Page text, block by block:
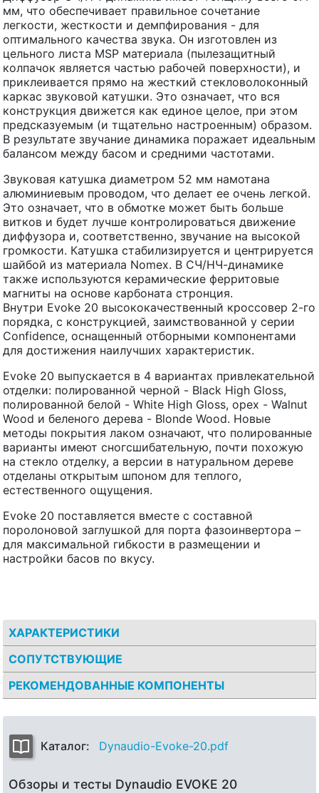
мм, что обеспечивает правильное сочетание
легкости, жесткости и демпфирования - для
оптимального качества звука. Он изготовлен из
цельного листа MSP материала (пылезащитный
колпачок является частью рабочей поверхности), и
приклеивается прямо на жесткий стекловолоконный
каркас звуковой катушки. Это означает, что вся
конструкция движется как единое целое, при этом
предсказуемым (и тщательно настроенным) образом.
В результате звучание динамика поражает идеальным
балансом между басом и средними частотами.
Звуковая катушка диаметром 52 мм намотана
алюминиевым проводом, что делает ее очень легкой.
Это означает, что в обмотке может быть больше
витков и будет лучше контролироваться движение
диффузора и, соответственно, звучание на высокой
громкости. Катушка стабилизируется и центрируется
шайбой из материала Nomex. В СЧ/НЧ-динамике
также используются керамические ферритовые
магниты на основе карбоната стронция.
Внутри Evoke 20 высококачественный кроссовер 2-го
порядка, с конструкцией, заимствованной у серии
Confidence, оснащенный отборными компонентами
для достижения наилучших характеристик.
Evoke 20 выпускается в 4 вариантах привлекательной
отделки: полированной черной - Black High Gloss,
полированной белой - White High Gloss, орех - Walnut
Wood и беленого дерева - Blonde Wood. Новые
методы покрытия лаком означают, что полированные
варианты имеют сногсшибательную, почти похожую
на стекло отделку, а версии в натуральном дереве
отделаны открытым шпоном для теплого,
естественного ощущения.
Evoke 20 поставляется вместе с составной
поролоновой заглушкой для порта фазоинвертора –
для максимальной гибкости в размещении и
настройки басов по вкусу.
ХАРАКТЕРИСТИКИ
СОПУТСТВУЮЩИЕ
РЕКОМЕНДОВАННЫЕ КОМПОНЕНТЫ
Каталог: Dynaudio-Evoke-20.pdf
Обзоры и тесты Dynaudio EVOKE 20